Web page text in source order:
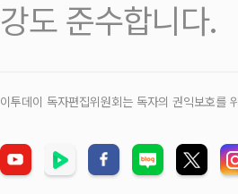
강도 준수합니다.
이투데이 독자편집위원회는 독자의 권익보호를